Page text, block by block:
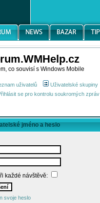
co souvisí s Windows Mobile
uživatelů Uživatelské skupiny
se pro kontrolu soukromých zpráv
jméno a heslo
každé návštěvě:
svoje heslo